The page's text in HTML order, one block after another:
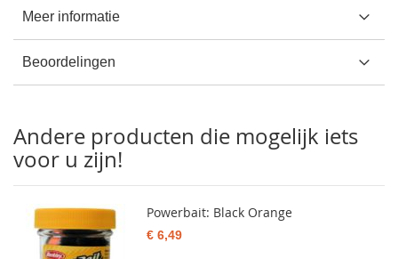
Meer informatie
Beoordelingen
Andere producten die mogelijk iets
voor u zijn!
Powerbait: Black Orange
€ 6,49